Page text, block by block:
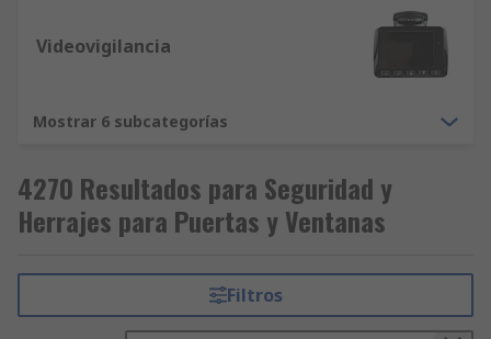
Videovigilancia
Mostrar 6 subcategorías
4270 Resultados para Seguridad y
Herrajes para Puertas y Ventanas
Filtros